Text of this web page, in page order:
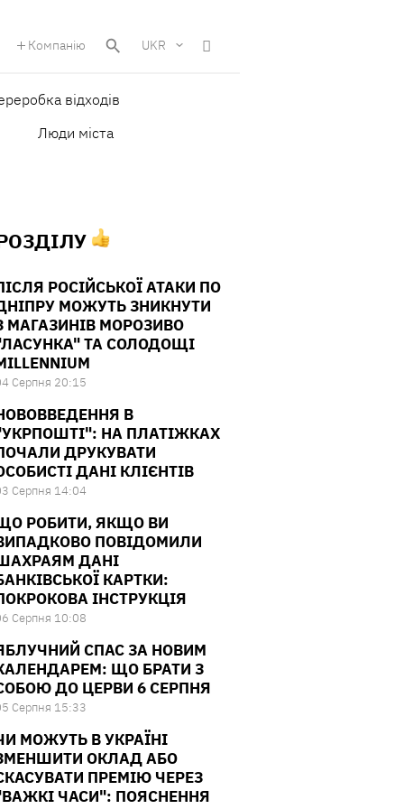
Компанію UKR
відходів
Люди міста
РОСІЙСЬКОЇ АТАКИ ПО
МОЖУТЬ ЗНИКНУТИ
МАГАЗИНІВ МОРОЗИВО
ТА СОЛОДОЩІ
Серпня 20:15
В
НА ПЛАТІЖКАХ
ДРУКУВАТИ
ДАНІ КЛІЄНТІВ
Серпня 14:04
РОБИТИ, ЯКЩО ВИ
ПОВІДОМИЛИ
ДАНІ
КАРТКИ:
ІНСТРУКЦІЯ
Серпня 10:08
СПАС ЗА НОВИМ
ЩО БРАТИ З
ДО ЦЕРВИ 6 СЕРПНЯ
Серпня 15:33
МОЖУТЬ В УКРАЇНІ
ОКЛАД АБО
ПРЕМІЮ ЧЕРЕЗ
ЧАСИ": ПОЯСНЕННЯ